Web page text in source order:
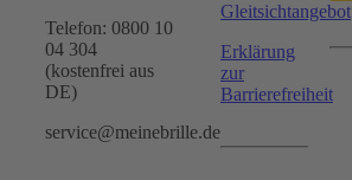
Telefon: 0800 10
04 304
(kostenfrei aus
DE)
service@meinebrille.de
Gleitsichtangebot
Erklärung
zur
Barrierefreiheit